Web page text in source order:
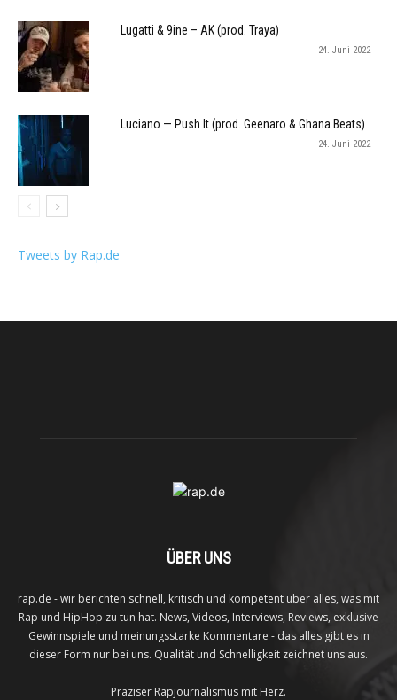
Lugatti & 9ine – AK (prod. Traya)
24. Juni 2022
Luciano — Push It (prod. Geenaro & Ghana Beats)
24. Juni 2022
Tweets by Rap.de
ÜBER UNS
rap.de - wir berichten schnell, kritisch und kompetent über alles, was mit
Rap und HipHop zu tun hat. News, Videos, Interviews, Reviews, exklusive
Gewinnspiele und meinungsstarke Kommentare - das alles gibt es in
dieser Form nur bei uns. Qualität und Schnelligkeit zeichnet uns aus.
Präziser Rapjournalismus mit Herz.